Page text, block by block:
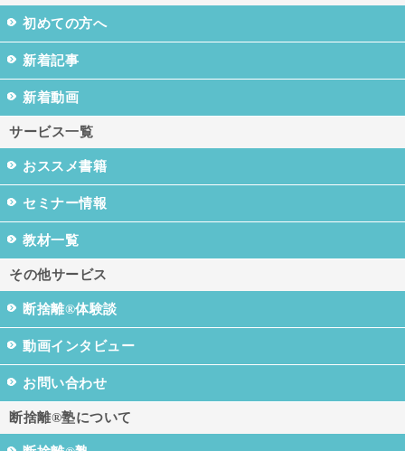
初めての方へ
新着記事
新着動画
サービス一覧
おススメ書籍
セミナー情報
教材一覧
その他サービス
断捨離®体験談
動画インタビュー
お問い合わせ
断捨離®塾について